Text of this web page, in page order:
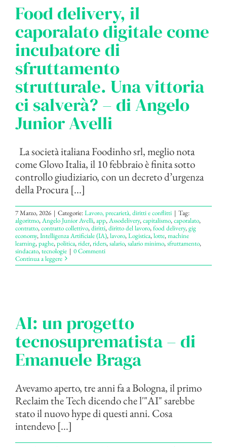
Food delivery, il
caporalato digitale come
incubatore di
sfruttamento
strutturale. Una vittoria
ci salverà? – di Angelo
Junior Avelli
La società italiana Foodinho srl, meglio nota
come Glovo Italia, il 10 febbraio è finita sotto
controllo giudiziario, con un decreto d’urgenza
della Procura [...]
7 Marzo, 2026 | Categorie:Lavoro, precarietà, diritti e conflitti | Tag:
algoritmo,Angelo Junior Avelli,app,Assodelivery,capitalismo,caporalato,
contratto,contratto collettivo,diritti,diritto del lavoro,food delivery,gig
economy,Intelligenza Artificiale (IA),lavoro,Logistica,lotte,machine
learning,paghe,politica,rider,riders,salario,salario minimo,sfruttamento,
sindacato,tecnologie | 0 Commenti
Continua a leggere
AI: un progetto
tecnosuprematista – di
Emanuele Braga
Avevamo aperto, tre anni fa a Bologna, il primo
Reclaim the Tech dicendo che l'"AI" sarebbe
stato il nuovo hype di questi anni. Cosa
intendevo [...]